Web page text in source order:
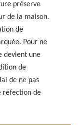
préserve
de la maison.
de
Pour ne
devient une
de
de ne pas
réfection de